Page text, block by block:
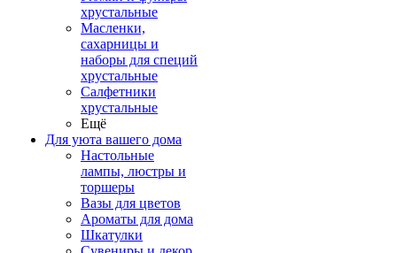
хрустальные
Масленки,
сахарницы и
наборы для специй
хрустальные
Салфетники
хрустальные
Ещё
Для уюта вашего дома
Настольные
лампы, люстры и
торшеры
Вазы для цветов
Ароматы для дома
Шкатулки